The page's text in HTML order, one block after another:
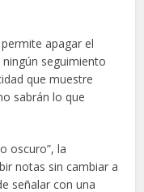
apagar el
seguimiento
que muestre
sabrán lo que
oscuro”, la
notas sin cambiar a
señalar con una